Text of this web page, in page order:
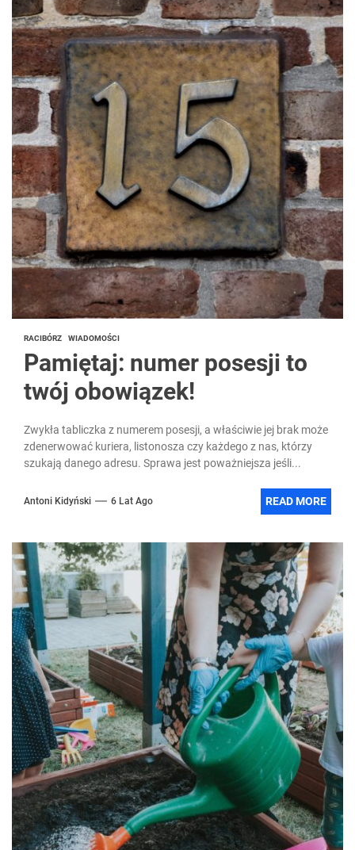
RACIBÓRZ WIADOMOŚCI
Pamiętaj: numer posesji to
twój obowiązek!
Zwykła tabliczka z numerem posesji, a właściwie jej brak może
zdenerwować kuriera, listonosza czy każdego z nas, którzy
szukają danego adresu. Sprawa jest poważniejsza jeśli...
Antoni Kidyński 6 Lat Ago READ MORE